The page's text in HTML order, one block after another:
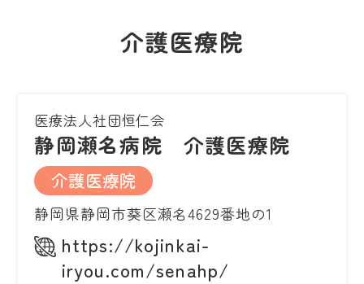
介護医療院
医療法人社団恒仁会
静岡瀬名病院 介護医療院
介護医療院
静岡県静岡市葵区瀬名4629番地の1
https://kojinkai-
iryou.com/senahp/